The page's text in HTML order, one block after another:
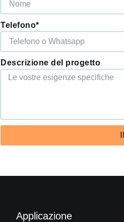
Telefono*
Descrizione del progetto
Applicazione